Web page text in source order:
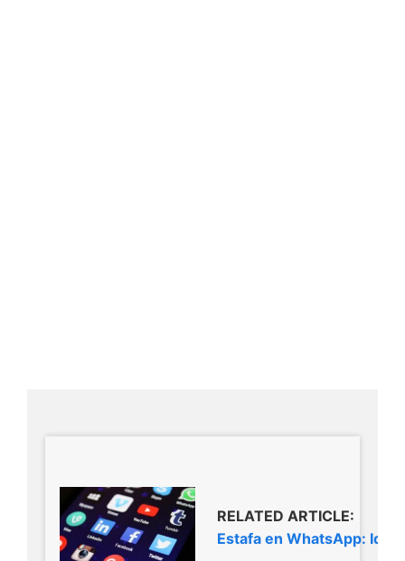
RELATED ARTICLE:
Estafa en WhatsApp: